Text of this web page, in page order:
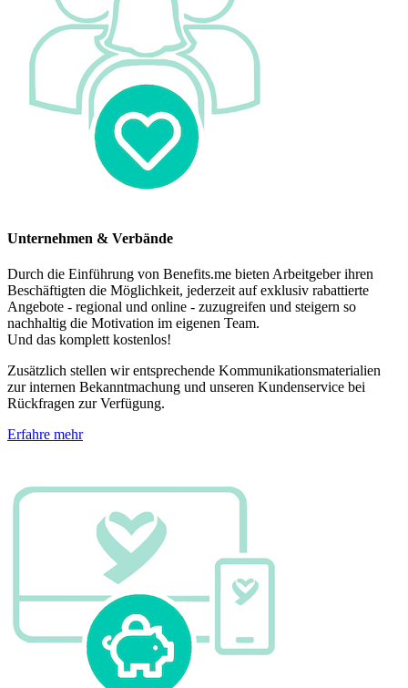
Unternehmen & Verbände
Durch die Einführung von Benefits.me bieten Arbeitgeber ihren
Beschäftigten die Möglichkeit, jederzeit auf exklusiv rabattierte
Angebote - regional und online - zuzugreifen und steigern so
nachhaltig die Motivation im eigenen Team.
Und das komplett kostenlos!
Zusätzlich stellen wir entsprechende Kommunikationsmaterialien
zur internen Bekanntmachung und unseren Kundenservice bei
Rückfragen zur Verfügung.
Erfahre mehr